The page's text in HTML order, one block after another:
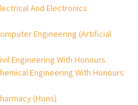
And Electronics
Engineering (Artificial
Engineering With Honours
Engineering With Honours
(Hons)